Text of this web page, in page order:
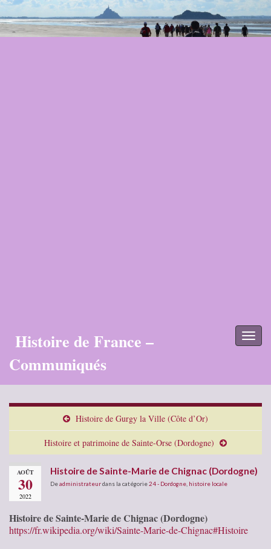
Histoire de France –
Communiqués
Histoire de Gurgy la Ville (Côte d’Or)
Histoire et patrimoine de Sainte-Orse (Dordogne)
AOÛT
30
2022
Histoire de Sainte-Marie de Chignac (Dordogne)
Deadministrateurdans la catégorie24 - Dordogne histoire locale
Histoire de Sainte-Marie de Chignac (Dordogne)
https://fr.wikipedia.org/wiki/Sainte-Marie-de-Chignac#Histoire